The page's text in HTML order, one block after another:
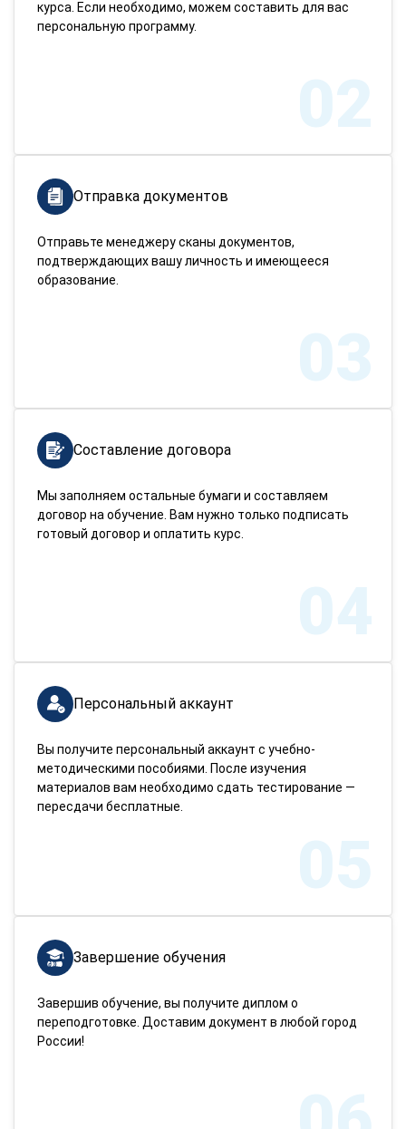
курса. Если необходимо, можем составить для вас
персональную программу.
02
Отправка документов
Отправьте менеджеру сканы документов,
подтверждающих вашу личность и имеющееся
образование.
03
Составление договора
Мы заполняем остальные бумаги и составляем
договор на обучение. Вам нужно только подписать
готовый договор и оплатить курс.
04
Персональный аккаунт
Вы получите персональный аккаунт с учебно-
методическими пособиями. После изучения
материалов вам необходимо сдать тестирование —
пересдачи бесплатные.
05
Завершение обучения
Завершив обучение, вы получите диплом о
переподготовке. Доставим документ в любой город
России!